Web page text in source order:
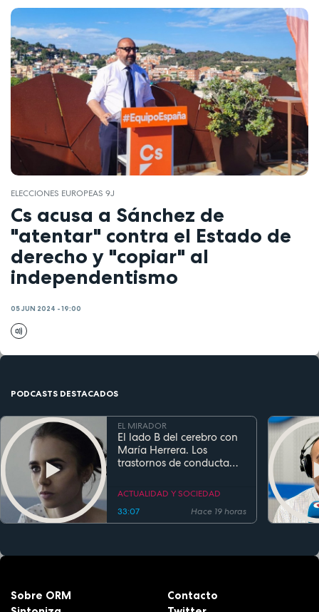
ELECCIONES EUROPEAS 9J
Cs acusa a Sánchez de
"atentar" contra el Estado de
derecho y "copiar" al
independentismo
05 JUN 2024 - 19:00
PODCASTS DESTACADOS
EL MIRADOR
El lado B del cerebro con
María Herrera. Los
trastornos de conducta
ACTUALIDAD Y SOCIEDAD
33:07
Hace 19 horas
Sobre ORM
Contacto